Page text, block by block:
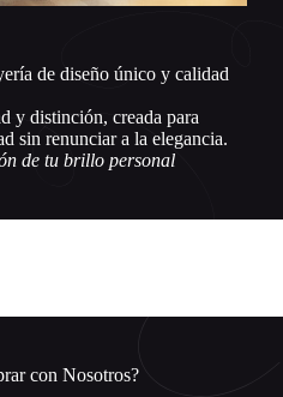
de diseño único y calidad
y distinción, creada para
sin renunciar a la elegancia.
de tu brillo personal
con Nosotros?